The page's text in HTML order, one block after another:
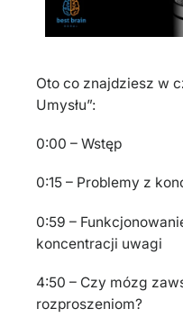
Oto co znajdziesz w
Umysłu”:
0:00 – Wstęp
0:15 – Problemy z
0:59 –
koncentracji uwagi
4:50 – Czy mózg
rozproszeniom?